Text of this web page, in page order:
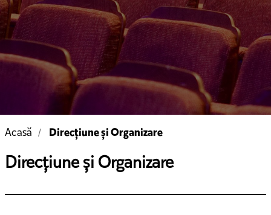
Acasă Direcțiune și Organizare
Direcțiune și Organizare